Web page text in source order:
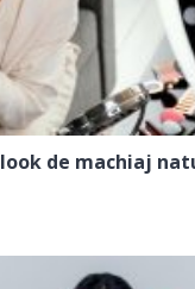
look de machiaj